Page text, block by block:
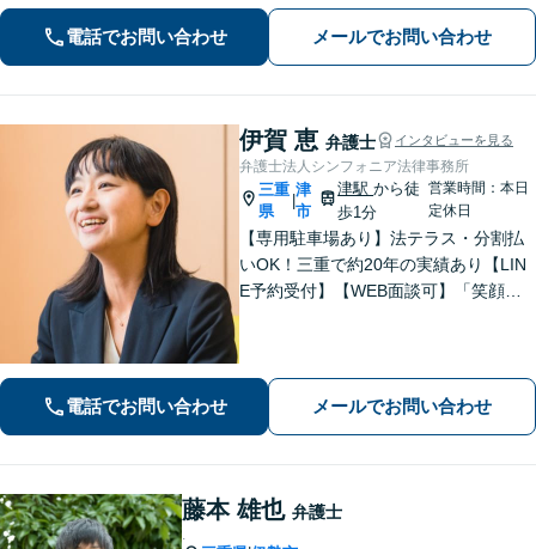
金を0にできる可能性があります。
電話でお問い合わせ メールでお問い合わせ
伊賀 恵 弁護士 インタビューを見る
弁護士法人シンフォニア法律事務所
三重
県
|
津
市
津駅から徒
歩1分
営業時間：本日
定休日
【専用駐車場あり】法テラス・分割払
いOK！三重で約20年の実績あり【LIN
E予約受付】【WEB面談可】「笑顔に
計全体を見直すプランをご提案
電話でお問い合わせ メールでお問い合わせ
藤本 雄也 弁護士